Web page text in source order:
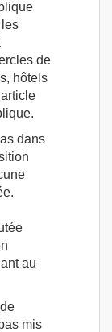
de
hôtels
dans
au
mis